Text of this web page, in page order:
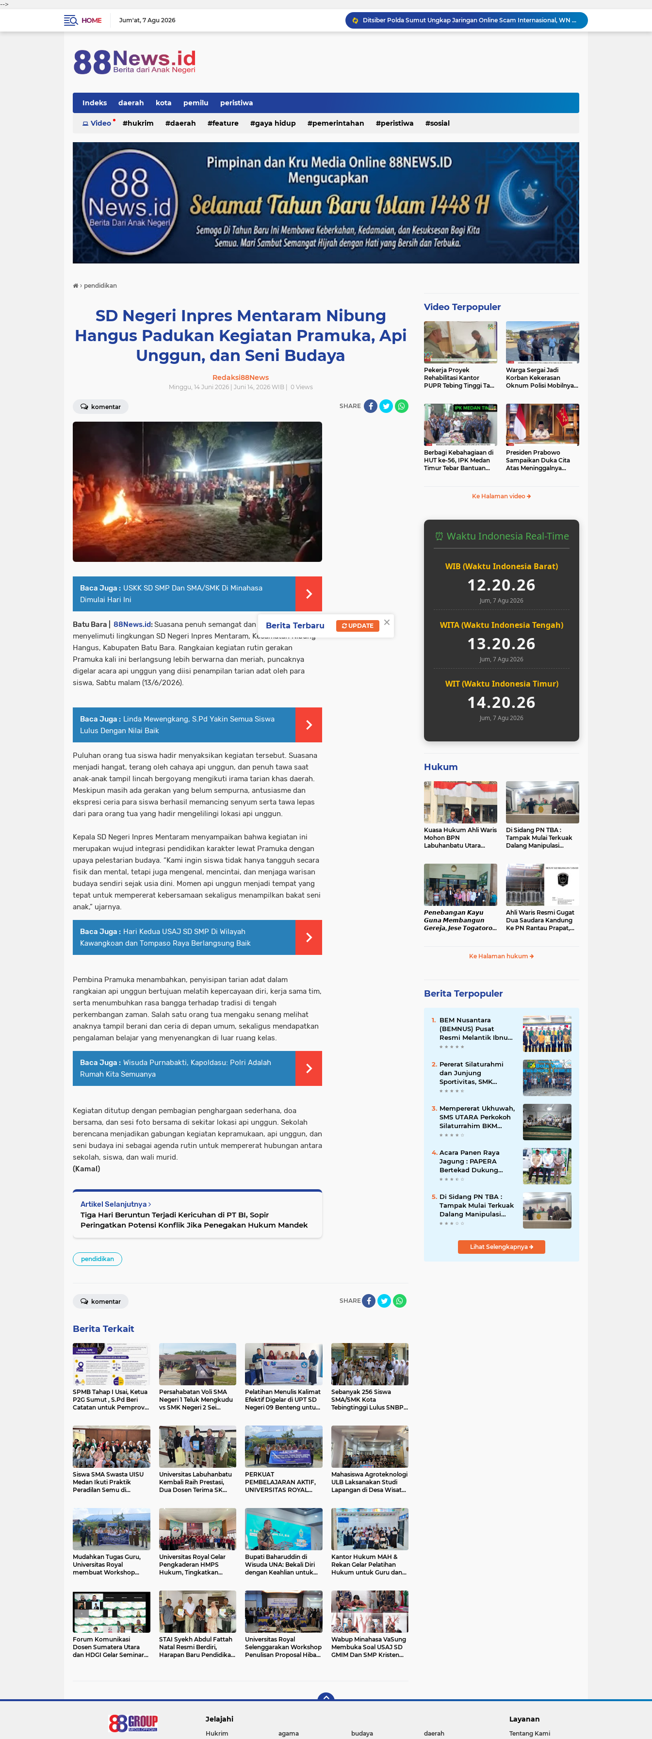
-->
HOME
Jum'at 7 Agu 2026
Ditsiber Polda Sumut Ungkap Jaringan Online Scam Internasional, WN Pakistan dan India Ikut Diamankan
Buka Kampanye Germas Dalam ISPS 2026, Walikota Tebingtinggi H. Iman Irdian Saragih, SE Apresiasi Penurunan Stunting
Lahirkan Generasi Bebas Stunting, Walikota Tebingtinggi H. Iman Irdian Saragih, SE Dorong Optimalisasi SP3 Catin
Indeks daerah kota pemilu peristiwa
Video hukrim daerah feature gaya hidup pemerintahan peristiwa sosial
› pendidikan
SD Negeri Inpres Mentaram Nibung
Hangus Padukan Kegiatan Pramuka, Api
Unggun, dan Seni Budaya
Redaksi88News
Minggu, 14 Juni 2026 | Juni 14, 2026 WIB | 0Views
komentar SHARE
Baca Juga : USKK SD SMP Dan SMA/SMK Di Minahasa
Dimulai Hari Ini
Batu Bara | 88News.id:Suasana penuh semangat dan keceriaan
menyelimuti lingkungan SD Negeri Inpres Mentaram, Kecamatan Nibung
Hangus, Kabupaten Batu Bara. Rangkaian kegiatan rutin gerakan
Pramuka kali ini berlangsung lebih berwarna dan meriah, puncaknya
digelar acara api unggun yang diisi penampilan tarian adat oleh para
siswa, Sabtu malam (13/6/2026).
Baca Juga : Linda Mewengkang, S.Pd Yakin Semua Siswa
Lulus Dengan Nilai Baik
Puluhan orang tua siswa hadir menyaksikan kegiatan tersebut. Suasana
menjadi hangat, terang oleh cahaya api unggun, dan penuh tawa saat
anak‑anak tampil lincah bergoyang mengikuti irama tarian khas daerah.
Meskipun masih ada gerakan yang belum sempurna, antusiasme dan
ekspresi ceria para siswa berhasil memancing senyum serta tawa lepas
dari para orang tua yang hadir mengelilingi lokasi api unggun.
Kepala SD Negeri Inpres Mentaram menyampaikan bahwa kegiatan ini
merupakan wujud integrasi pendidikan karakter lewat Pramuka dengan
upaya pelestarian budaya. “Kami ingin siswa tidak hanya tangguh secara
fisik dan mental, tetapi juga mengenal, mencintai, dan menjaga warisan
budaya sendiri sejak usia dini. Momen api unggun menjadi tempat yang
tepat untuk mempererat kebersamaan sekaligus menampilkan bakat seni
anak,” ujarnya.
Baca Juga : Hari Kedua USAJ SD SMP Di Wilayah
Kawangkoan dan Tompaso Raya Berlangsung Baik
Pembina Pramuka menambahkan, penyisipan tarian adat dalam
rangkaian api unggun bertujuan melatih kepercayaan diri, kerja sama tim,
serta menumbuhkan rasa bangga terhadap tradisi di tengah
perkembangan zaman. Salah satu orang tua mengaku senang melihat
anaknya tampil berani dan ceria di depan umum, sekaligus mendapatkan
pengalaman belajar yang menyenangkan di luar ruang kelas.
Baca Juga : Wisuda Purnabakti, Kapoldasu: Polri Adalah
Rumah Kita Semuanya
Kegiatan ditutup dengan pembagian penghargaan sederhana, doa
bersama, dan sesi foto bersama di sekitar lokasi api unggun. Sekolah
berencana menjadikan gabungan kegiatan kepramukaan, api unggun, dan
seni budaya ini sebagai agenda rutin untuk mempererat hubungan antara
sekolah, siswa, dan wali murid.
(Kamal)
Artikel Selanjutnya
Tiga Hari Beruntun Terjadi Kericuhan di PT BI, Sopir
Peringatkan Potensi Konflik Jika Penegakan Hukum Mandek
pendidikan
SHARE
komentar
Berita Terkait
SPMB Tahap I Usai, Ketua
P2G Sumut , S.Pd Beri
Catatan untuk Pemprov
Persahabatan Voli SMA
Negeri 1 Teluk Mengkudu
vs SMK Negeri 2 Sei
Pelatihan Menulis Kalimat
Efektif Digelar di UPT SD
Negeri 09 Benteng untuk
Sebanyak 256 Siswa
SMA/SMK Kota
Tebingtinggi Lulus SNBP,
Siswa SMA Swasta UISU
Medan Ikuti Praktik
Peradilan Semu di
Universitas Labuhanbatu
Kembali Raih Prestasi,
Dua Dosen Terima SK
PERKUAT
PEMBELAJARAN AKTIF,
UNIVERSITAS ROYAL
LEARNING BAHASA
INGGRIS DI SDN 15
PADANG GENTING
Mahasiswa Agroteknologi
ULB Laksanakan Studi
Lapangan di Desa Wisata
Mudahkan Tugas Guru,
Universitas Royal
membuat Workshop
Universitas Royal Gelar
Pengkaderan HMPS
Hukum, Tingkatkan
Bupati Baharuddin di
Wisuda UNA: Bekali Diri
dengan Keahlian untuk
Kantor Hukum MAH &
Rekan Gelar Pelatihan
Hukum untuk Guru dan
Forum Komunikasi
Dosen Sumatera Utara
dan HDGI Gelar Seminar
STAI Syekh Abdul Fattah
Natal Resmi Berdiri,
Harapan Baru Pendidikan
Universitas Royal
Selenggarakan Workshop
Penulisan Proposal Hibah
Wabup Minahasa VaSung
Membuka Soal USAJ SD
GMIM Dan SMP Kristen
Video Terpopuler
Pekerja Proyek
Rehabilitasi Kantor
PUPR Tebing Tinggi Tak
Warga Sergai Jadi
Korban Kekerasan
Oknum Polisi Mobilnya
Berbagi Kebahagiaan di
HUT ke-56, IPK Medan
Timur Tebar Bantuan
Presiden Prabowo
Sampaikan Duka Cita
Atas Meninggalnya
Ke Halaman video
⏰ Waktu Indonesia Real-Time
WIB (Waktu Indonesia Barat)
12.20.27
Jum, 7 Agu 2026
WITA (Waktu Indonesia Tengah)
13.20.27
Jum, 7 Agu 2026
WIT (Waktu Indonesia Timur)
14.20.27
Jum, 7 Agu 2026
Hukum
Kuasa Hukum Ahli Waris
Mohon BPN
Labuhanbatu Utara
Objek Sengketa di Aek
Kanopan
Di Sidang PN TBA :
Tampak Mulai Terkuak
Dalang Manipulasi
𝙋𝙚𝙣𝙚𝙗𝙖𝙣𝙜𝙖𝙣 𝙆𝙖𝙮𝙪
𝙂𝙪𝙣𝙖 𝙈𝙚𝙢𝙗𝙖𝙣𝙜𝙪𝙣
𝙂𝙚𝙧𝙚𝙟𝙖, 𝙅𝙚𝙨𝙚 𝙏𝙤𝙜𝙖𝙩𝙤𝙧𝙤𝙥
Ahli Waris Resmi Gugat
Dua Saudara Kandung
Ke PN Rantau Prapat,
Ke Halaman hukum
Berita Terpopuler
BEM Nusantara
(BEMNUS) Pusat
Resmi Melantik Ibnu
Al Kautsar Harahap
(Korbid) BEMNUS
Periode 2024/2025
Pererat Silaturahmi
dan Junjung
Sportivitas, SMK
Taruna Abdi
Persahabatan Bola Voli
Putra
Mempererat Ukhuwah,
SMS UTARA Perkokoh
Silaturrahim BKM
Sekecamatan
Utara di Masjid Al-
Ikhlas Kayuombun
Acara Panen Raya
Jagung : PAPERA
Bertekad Dukung
Program Nasional
Kota Kerang
Tanjungbalai
Di Sidang PN TBA :
Tampak Mulai Terkuak
Dalang Manipulasi
Sengketa Lahan Di
Lihat Selengkapnya
Jelajahi
Hukrim agama budaya daerah
Layanan
Tentang Kami
×
Berita Terbaru UPDATE